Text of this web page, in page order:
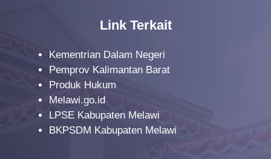
Link Terkait
Kementrian Dalam Negeri
Pemprov Kalimantan Barat
Produk Hukum
Melawi.go.id
LPSE Kabupaten Melawi
BKPSDM Kabupaten Melawi